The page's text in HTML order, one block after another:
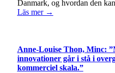
Danmark, og hvordan den
Läs mer →
Anne-Louise Thon, Minc:
innovationer går i stå i
kommerciel skala.”